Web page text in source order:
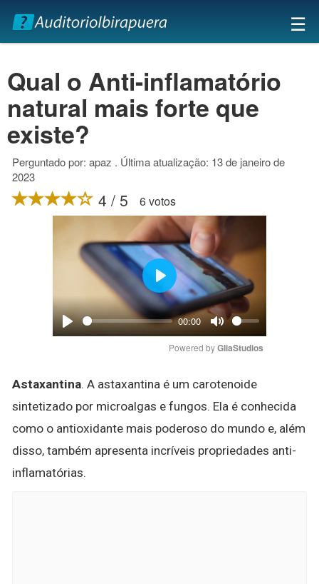
×
☰
Qual o Anti-inflamatório
natural mais forte que
existe?
Perguntado por: apaz . Última atualização: 13 de janeiro de
2023
4 / 5 6 votos
Play
00:00
Mute
Play
Powered by GliaStudios
Astaxantina. A astaxantina é um carotenoide
sintetizado por microalgas e fungos. Ela é conhecida
como o antioxidante mais poderoso do mundo e, além
disso, também apresenta incríveis propriedades anti-
inflamatórias.